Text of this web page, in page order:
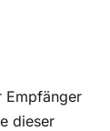
und
Empfänger
dieser